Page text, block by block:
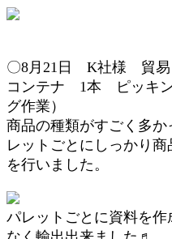
〇8月21日 K社様 貿
コンテナ 1本
ピッキ
グ作業 ）
商品の種類がすごく多
レットごとにしっかり
を行いました。
パレットごとに資料を